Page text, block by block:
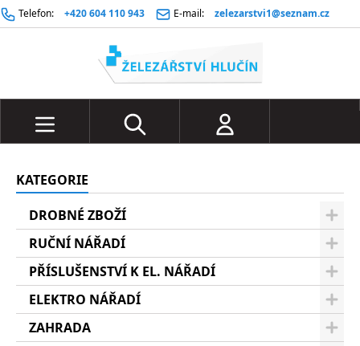
Telefon: +420 604 110 943 E-mail: zelezarstvi1@seznam.cz
KATEGORIE
DROBNÉ ZBOŽÍ
RUČNÍ NÁŘADÍ
PŘÍSLUŠENSTVÍ K EL. NÁŘADÍ
ELEKTRO NÁŘADÍ
ZAHRADA